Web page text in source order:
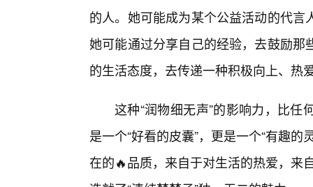
的人。她可能成为某个公益活动的代
她可能通过分享自己的经验，去鼓励
的生活态度，去传递一种积极向上、热
这种“润物细无声”的影响力，比
是一个“好看的皮囊”，更是一个“有趣
在的🔥品质，来自于对生活的热爱，来